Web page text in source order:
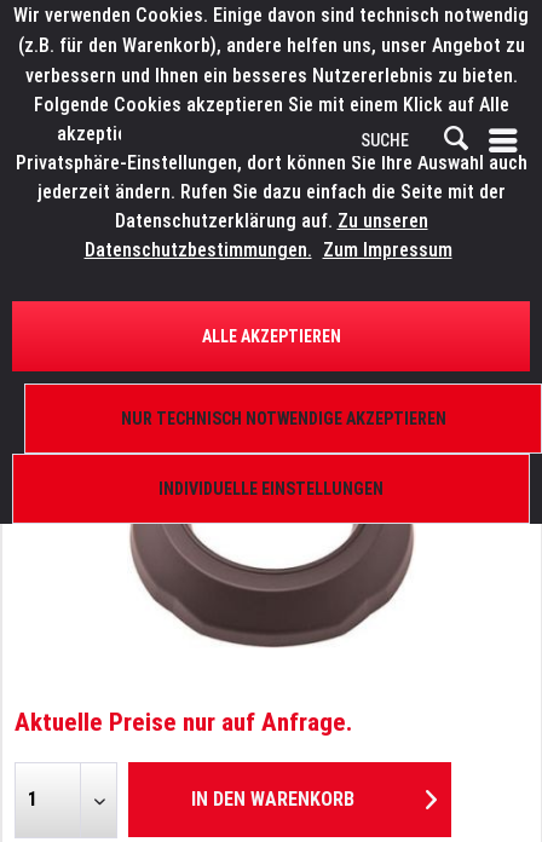
ÜBERSICHT ERSATZTEILE
ELATION 9900014847
Aktuelle Preise nur auf Anfrage.
IN DEN WARENKORB
Wir verwenden Cookies. Einige davon sind technisch notwendig
(z.B. für den Warenkorb), andere helfen uns, unser Angebot zu
verbessern und Ihnen ein besseres Nutzererlebnis zu bieten.
Folgende Cookies akzeptieren Sie mit einem Klick auf Alle
akzeptieren. Weitere Informationen finden Sie in den
Privatsphäre-Einstellungen, dort können Sie Ihre Auswahl auch
jederzeit ändern. Rufen Sie dazu einfach die Seite mit der
Datenschutzerklärung auf. Zu unseren
Datenschutzbestimmungen. Zum Impressum
INDIVIDUELLE EINSTELLUNGEN
NUR TECHNISCH NOTWENDIGE AKZEPTIEREN
ALLE AKZEPTIEREN